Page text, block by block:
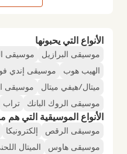
الأنواع التي يحبونها
موسيقى البرازيل موسيقى
الهيب هوب
موسيقى إندي
ميتال/هيفي ميتال
موسيقى
موسيقى الروك البانك
تراب
الأنواع الموسيقية التي هم
موسيقى الرقص إلكترونيكا
موسيقى هاوس
الميتال